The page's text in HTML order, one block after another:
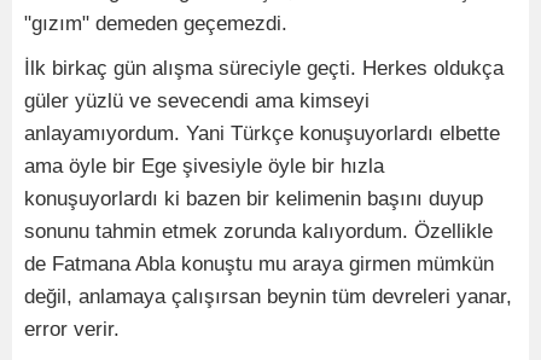
"gızım" demeden geçemezdi.
İlk birkaç gün alışma süreciyle geçti. Herkes oldukça
güler yüzlü ve sevecendi ama kimseyi
anlayamıyordum. Yani Türkçe konuşuyorlardı elbette
ama öyle bir Ege şivesiyle öyle bir hızla
konuşuyorlardı ki bazen bir kelimenin başını duyup
sonunu tahmin etmek zorunda kalıyordum. Özellikle
de Fatmana Abla konuştu mu araya girmen mümkün
değil, anlamaya çalışırsan beynin tüm devreleri yanar,
error verir.